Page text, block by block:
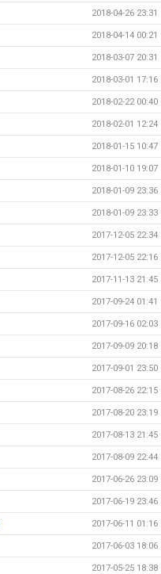
2018-04-26 23:31
2018-04-14 00:21
2018-03-07 20:31
2018-03-01 17:16
2018-02-22 00:40
2018-02-01 12:24
2018-01-15 10:47
2018-01-10 19:07
2018-01-09 23:36
2018-01-09 23:33
2017-12-05 22:34
2017-12-05 22:16
2017-11-13 21:45
2017-09-24 01:41
2017-09-16 02:03
2017-09-09 20:18
2017-09-01 23:50
2017-08-26 22:15
2017-08-20 23:19
2017-08-13 21:45
2017-08-09 22:44
2017-06-26 23:09
2017-06-19 23:46
2017-06-11 01:16
2017-06-03 18:06
2017-05-25 18:38